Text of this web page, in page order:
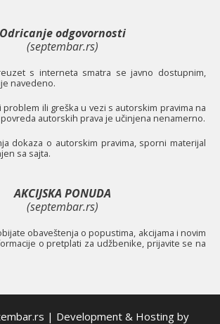
Odricanje odgovornosti
(septembar.rs)
s interneta smatra se javno dostupnim,
navedeno.
ili greška u vezi s autorskim pravima na
autorskih prava je učinjena nenamerno.
dokaza o autorskim pravima, sporni materijal
sa sajta.
AKCIJSKA PONUDA
(septembar.rs)
obaveštenja o popustima, akcijama i novim
o pretplati za udžbenike, prijavite se na
| Development & Hosting by